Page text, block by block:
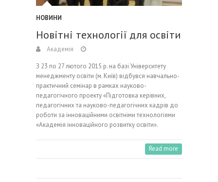
НОВИНИ
Новітні технології для освіти
Академія
З 23 по 27 лютого 2015 р. на базі Університету
менеджменту освіти (м. Київ) відбувся навчально-
практичний семінар в рамках науково-
педагогічного проекту «Підготовка керівних,
педагогічних та науково-педагогічних кадрів до
роботи за інноваційними освітніми технологіями
«Академія інноваційного розвитку освіти».
Read more